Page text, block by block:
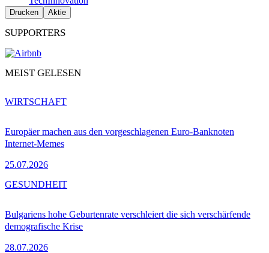
Drucken Aktie
SUPPORTERS
MEIST GELESEN
Europäer machen aus den vorgeschlagenen Euro-Banknoten
Internet-Memes
25.07.2026
WIRTSCHAFT
Bulgariens hohe Geburtenrate verschleiert die sich verschärfende
demografische Krise
28.07.2026
GESUNDHEIT